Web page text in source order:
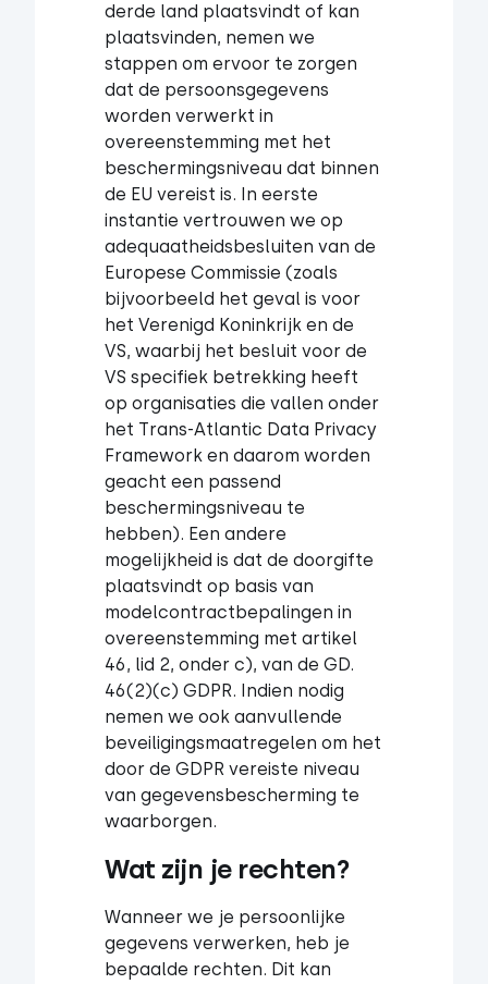
derde land plaatsvindt of kan
plaatsvinden, nemen we
stappen om ervoor te zorgen
dat de persoonsgegevens
worden verwerkt in
overeenstemming met het
beschermingsniveau dat binnen
de EU vereist is. In eerste
instantie vertrouwen we op
adequaatheidsbesluiten van de
Europese Commissie (zoals
bijvoorbeeld het geval is voor
het Verenigd Koninkrijk en de
VS, waarbij het besluit voor de
VS specifiek betrekking heeft
op organisaties die vallen onder
het Trans-Atlantic Data Privacy
Framework en daarom worden
geacht een passend
beschermingsniveau te
hebben). Een andere
mogelijkheid is dat de doorgifte
plaatsvindt op basis van
modelcontractbepalingen in
overeenstemming met artikel
46, lid 2, onder c), van de GD.
46(2)(c) GDPR. Indien nodig
nemen we ook aanvullende
beveiligingsmaatregelen om het
door de GDPR vereiste niveau
van gegevensbescherming te
waarborgen.
Wat zijn je rechten?
Wanneer we je persoonlijke
gegevens verwerken, heb je
bepaalde rechten. Dit kan